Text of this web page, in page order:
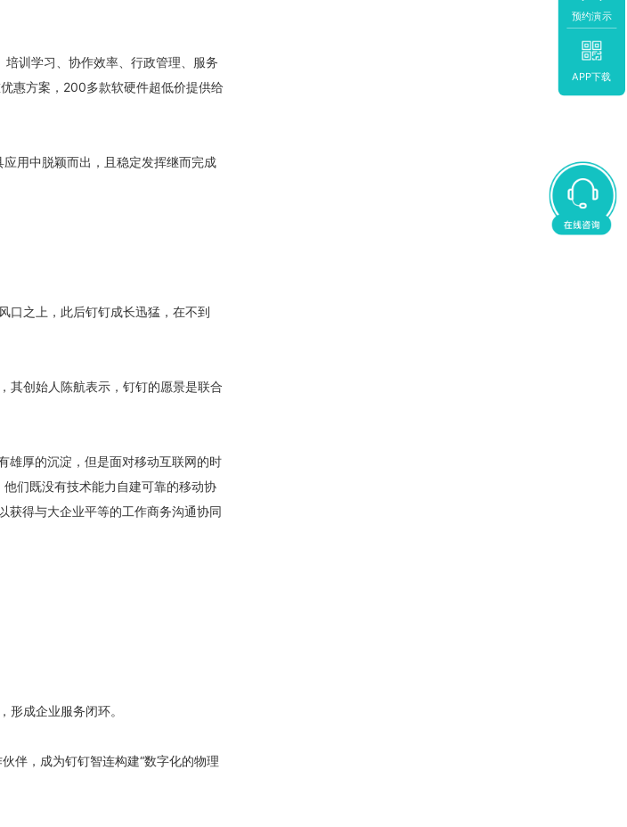
培训学习、协作效率、行政管理、服务
惠方案，200多款软硬件超低价提供给
用中脱颖而出，且稳定发挥继而完成
口之上，此后钉钉成长迅猛，在不到
其创始人陈航表示，钉钉的愿景是联合
雄厚的沉淀，但是面对移动互联网的时
们既没有技术能力自建可靠的移动协
获得与大企业平等的工作商务沟通协同
成企业服务闭环。
伴，成为钉钉智连构建“数字化的物理
预约演示
APP下载